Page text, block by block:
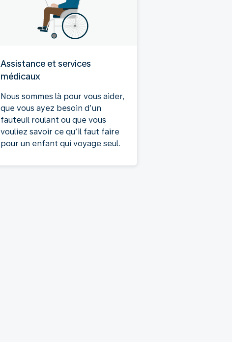
Assistance et services
médicaux
Nous sommes là pour vous aider,
que vous ayez besoin d’un
fauteuil roulant ou que vous
vouliez savoir ce qu’il faut faire
pour un enfant qui voyage seul.